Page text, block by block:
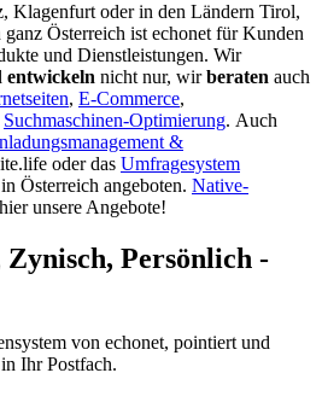
Klagenfurt oder in den Ländern Tirol,
Österreich ist echonet für Kunden
und Dienstleistungen. Wir
entwickeln nicht nur, wirberaten auch
, E-Commerce,
Suchmaschinen-Optimierung. Auch
&
oder das Umfragesystem
Österreich angeboten. Native-
unsere Angebote!
Zynisch, Persönlich -
von echonet, pointiert und
Ihr Postfach.